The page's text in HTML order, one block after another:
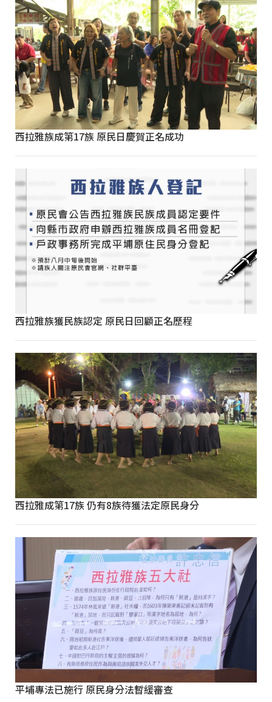
西拉雅族成第17族 原民日慶賀正名成功
西拉雅族獲民族認定 原民日回顧正名歷程
西拉雅成第17族 仍有8族待獲法定原民身分
平埔專法已施行 原民身分法暫緩審查